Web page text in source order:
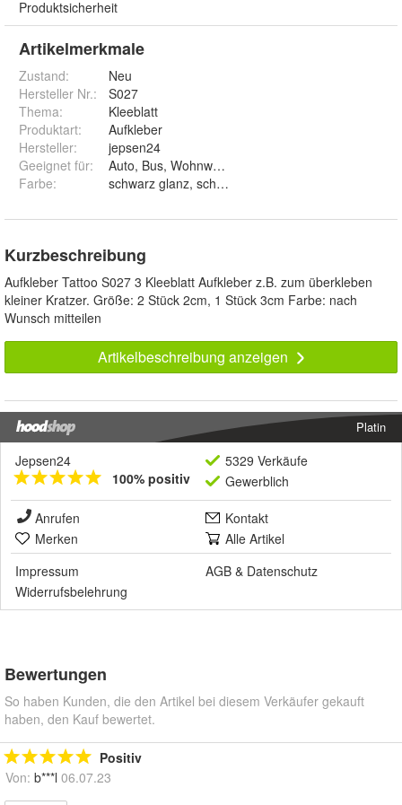
Produktsicherheit
Artikelmerkmale
Zustand:
Neu
Hersteller Nr.:
S027
Thema:
Kleeblatt
Produktart:
Aufkleber
Hersteller:
jepsen24
Geeignet für:
Auto, Bus, Wohnwagen, Wand, Fenster
Farbe:
Kurzbeschreibung
Aufkleber Tattoo S027 3 Kleeblatt Aufkleber z.B. zum überkleben
kleiner Kratzer. Größe: 2 Stück 2cm, 1 Stück 3cm Farbe: nach
Wunsch mitteilen
Artikelbeschreibung anzeigen
Platin
Jepsen24
100% positiv
5329 Verkäufe
Gewerblich
Anrufen
Kontakt
Merken
Alle Artikel
Impressum
AGB & Datenschutz
Widerrufsbelehrung
Bewertungen
So haben Kunden, die den Artikel bei diesem Verkäufer gekauft
haben, den Kauf bewertet.
Positiv
Von: b***l 06.07.23